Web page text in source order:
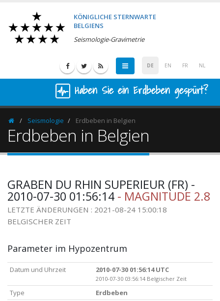
KÖNIGLICHE STERNWARTE
BELGIENS
Seismologie-Gravimetrie
DE EN FR NL
Haben Sie ein Erdbeben gespürt?
HomepageSeismologie Erdbeben in Belgien
Erdbeben in Belgien
GRABEN DU RHIN SUPERIEUR (FR) -
2010-07-30 01:56:14 - MAGNITUDE 2.8
LETZTE ÄNDERUNGEN : 2021-08-24 15:00:18
BELGISCHER ZEIT
Parameter im Hypozentrum
Datum und Uhrzeit 2010-07-30 01:56:14 UTC
2010-07-30 03:56:14 Belgischer Zeit
Type
Erdbeben